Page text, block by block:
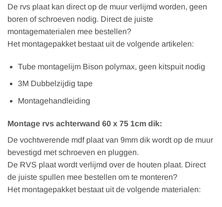
De rvs plaat kan direct op de muur verlijmd worden, geen
boren of schroeven nodig. Direct de juiste
montagematerialen mee bestellen?
Het montagepakket bestaat uit de volgende artikelen:
Tube montagelijm Bison polymax, geen kitspuit nodig
3M Dubbelzijdig tape
Montagehandleiding
Montage rvs achterwand 60 x 75 1cm dik:
De vochtwerende mdf plaat van 9mm dik wordt op de muur
bevestigd met schroeven en pluggen.
De RVS plaat wordt verlijmd over de houten plaat. Direct
de juiste spullen mee bestellen om te monteren?
Het montagepakket bestaat uit de volgende materialen: